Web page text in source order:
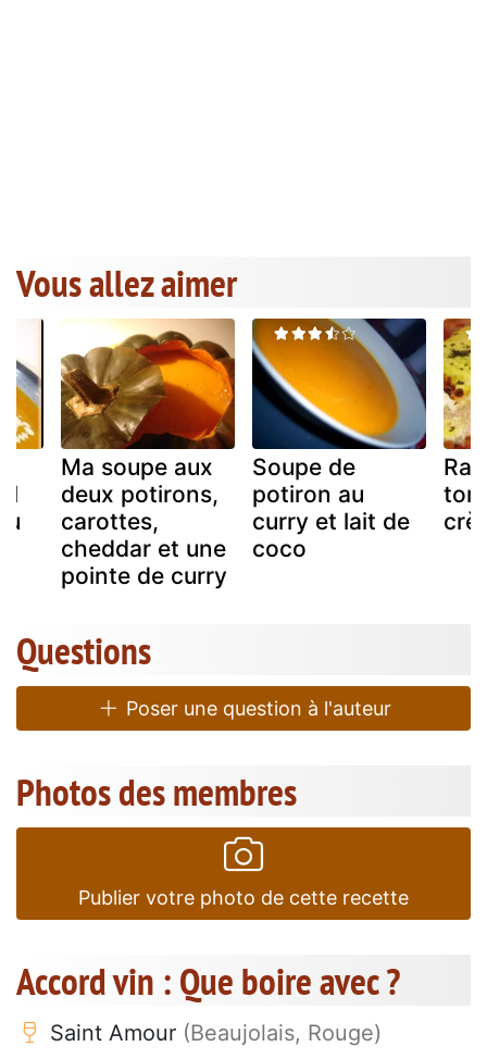
Vous allez aimer
Ma soupe aux
deux potirons,
carottes,
cheddar et une
pointe de curry
Soupe de
potiron au
curry et lait de
coco
Questions
Poser une question à l'auteur
Photos des membres
Publier votre photo de cette recette
Accord vin : Que boire avec ?
Saint Amour (Beaujolais, Rouge)